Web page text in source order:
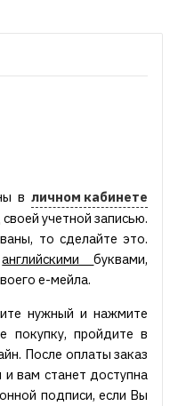
вличном кабинете
учетной записью.
то сделайте это.
английскимибуквами,
е-мейла.
нужный и нажмите
покупку, пройдите в
После оплаты заказ
вам станет доступна
подписи, если Вы